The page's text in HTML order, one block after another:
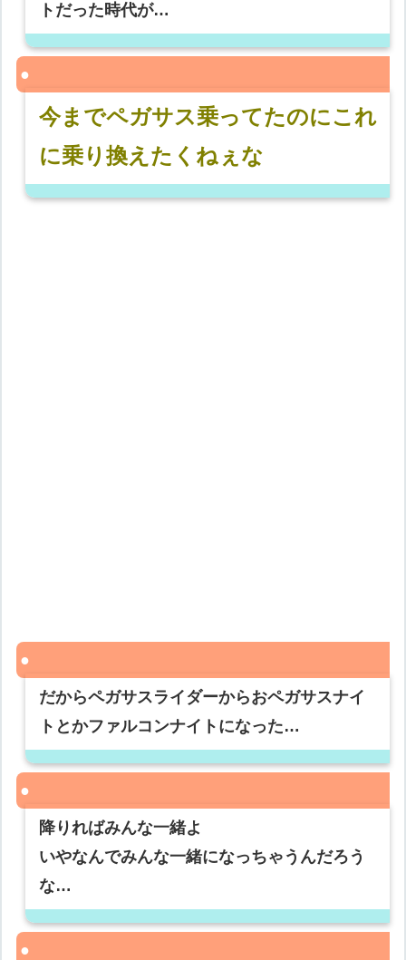
トだった時代が…
今までペガサス乗ってたのにこれ
に乗り換えたくねぇな
だからペガサスライダーからおペガサスナイ
トとかファルコンナイトになった…
降りればみんな一緒よ
いやなんでみんな一緒になっちゃうんだろう
な…